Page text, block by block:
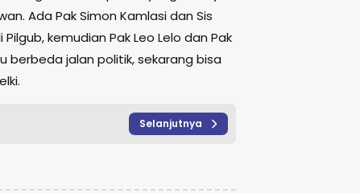
Ada Pak Simon Kamlasi dan Sis
kemudian Pak Leo Lelo dan Pak
berbeda jalan politik, sekarang bisa
Selanjutnya